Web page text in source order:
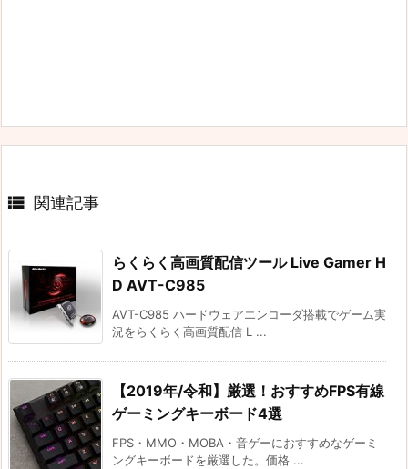
 関連記事
らくらく高画質配信ツール Live Gamer H
D AVT-C985
AVT-C985 ハードウェアエンコーダ搭載でゲーム実
況をらくらく高画質配信 L ...
【2019年/令和】厳選！おすすめFPS有線
ゲーミングキーボード4選
FPS・MMO・MOBA・音ゲーにおすすめなゲーミ
ングキーボードを厳選した。価格 ...